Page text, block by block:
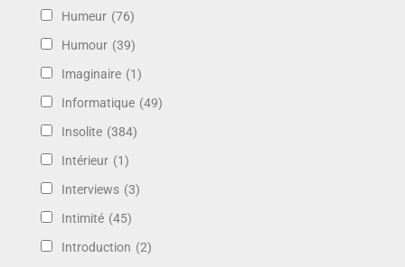
Humeur (76)
Humour (39)
Imaginaire (1)
Informatique (49)
Insolite (384)
Intérieur (1)
Interviews (3)
Intimité (45)
Introduction (2)